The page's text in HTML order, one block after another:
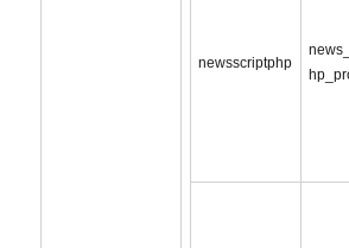
newsscriptphp